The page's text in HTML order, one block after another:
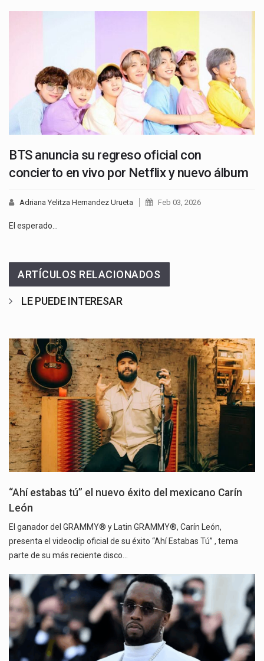
BTS anuncia su regreso oficial con
concierto en vivo por Netflix y nuevo álbum
Adriana Yelitza Hernandez Urueta Feb 03, 2026
El esperado…
ARTÍCULOS RELACIONADOS
LE PUEDE INTERESAR
“Ahí estabas tú” el nuevo éxito del mexicano Carín
León
El ganador del GRAMMY® y Latin GRAMMY®, Carín León,
presenta el videoclip oficial de su éxito “Ahí Estabas Tú” , tema
parte de su más reciente disco…